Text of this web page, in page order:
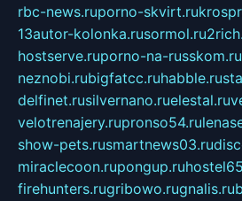
rbc-news.ruporno-skvirt.ru
13autor-kolonka.rusormol.ru
hostserve.ruporno-na-russkom.ru
neznobi.rubigfatcc.ruhabble.ru
delfinet.rusilvernano.ruelestal.ru
velotrenajery.rupronso54.ru
show-pets.rusmartnews03.ru
miraclecoon.rupongup.ru
firehunters.rugribowo.rugnalis.ru